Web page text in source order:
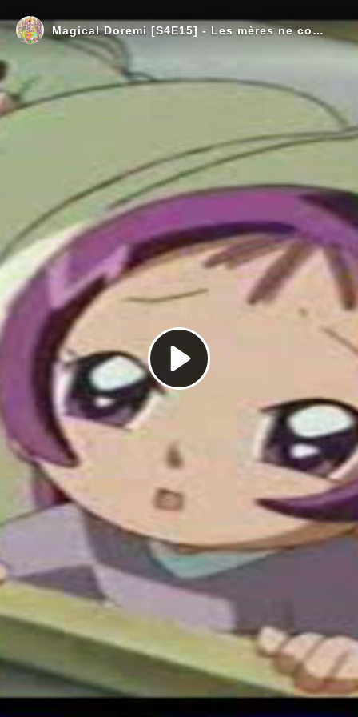
Play
Video
Magical Doremi [S4E15] - Les mères ne comprennent pas